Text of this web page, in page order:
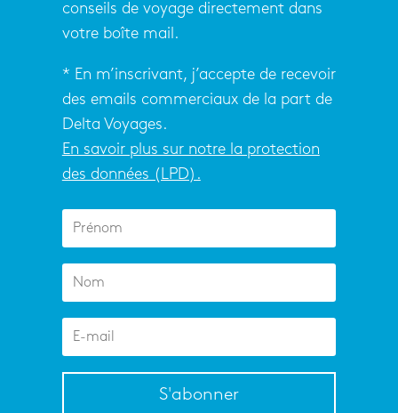
conseils de voyage directement dans
votre boîte mail.
* En m’inscrivant, j’accepte de recevoir
des emails commerciaux de la part de
Delta Voyages.
En savoir plus sur notre la protection
des données (LPD).
S'abonner